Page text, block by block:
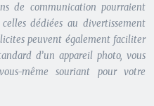
de communication pourraient
dédiées au divertissement
peuvent également faciliter
d’un appareil photo, vous
même souriant pour votre